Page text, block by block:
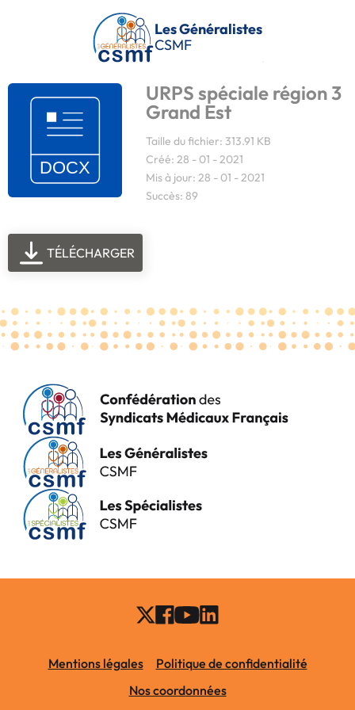
Passer au contenu principal
Les Généralistes
CSMF
URPS spéciale région 3
Grand Est
Taille du fichier: 313.91 KB
Créé: 28 - 01 - 2021
Mis à jour: 28 - 01 - 2021
Succès: 89
TÉLÉCHARGER
Mentions légales
Politique de confidentialité
Nos coordonnées